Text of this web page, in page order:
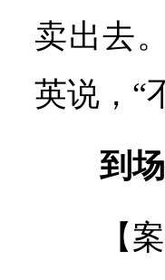
卖出去
英说，“
到
【